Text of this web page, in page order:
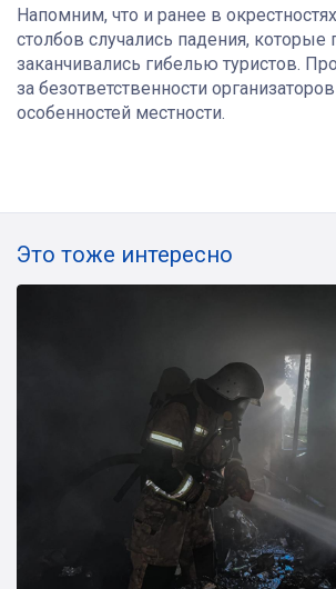
Напомним, что и ранее в
столбов случались падения, которые
заканчивались гибелью туристов.
за безответственности
особенностей местности.
Это тоже интересно